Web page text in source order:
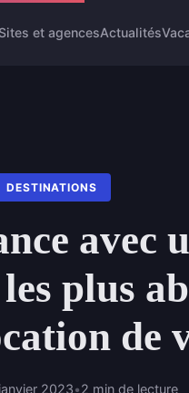
Sites et agencesActualités
DESTINATIONS
avec
plus
de
2023•2 min de lecture